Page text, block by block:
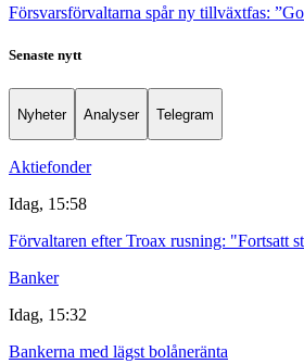
Försvarsförvaltarna spår ny tillväxtfas:
Senaste nytt
Nyheter Analyser Telegram
Aktiefonder
Idag, 15:58
Förvaltaren efter Troax rusning: "Fortsatt
Banker
Idag, 15:32
Bankerna med lägst bolåneränta